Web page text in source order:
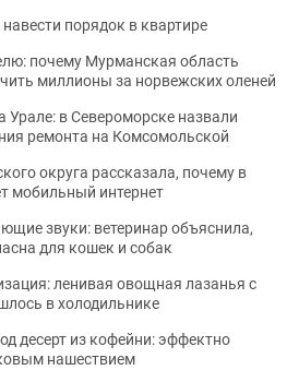
порядок в квартире
почему Мурманская область
миллионы за норвежских оленей
Урале: в Североморске назвали
ремонта на Комсомольской
округа рассказала, почему в
мобильный интернет
звуки: ветеринар объяснила,
для кошек и собак
ленивая овощная лазанья с
в холодильнике
десерт из кофейни: эффектно
нашествием